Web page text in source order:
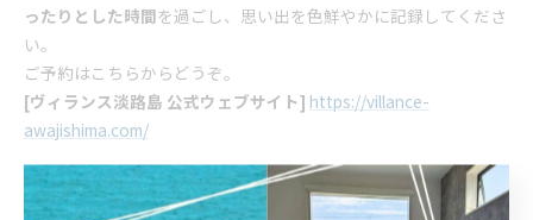
ったりとした時間を過ごし、思い出を色鮮やかに記録してくださ
い。
ご予約はこちらからどうぞ。
[ヴィランス淡路島 公式ウェブサイト] https://villance-
awajishima.com/
--------------------------------------------------------------------